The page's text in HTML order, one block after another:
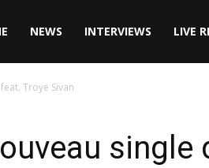
NEWS INTERVIEWS LIVE
Troye Sivan
single